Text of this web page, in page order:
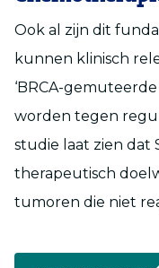
Ook al zijn dit
kunnen klinisch
‘BRCA-
worden tegen
studie laat zien dat
therapeutisch
tumoren die niet